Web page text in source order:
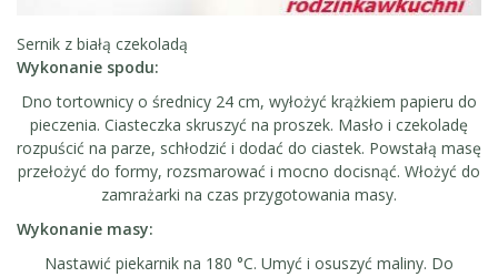
Sernik z białą czekoladą
Wykonanie spodu:
Dno tortownicy o średnicy 24 cm, wyłożyć krążkiem papieru do
pieczenia. Ciasteczka skruszyć na proszek. Masło i czekoladę
rozpuścić na parze, schłodzić i dodać do ciastek. Powstałą masę
przełożyć do formy, rozsmarować i mocno docisnąć. Włożyć do
zamrażarki na czas przygotowania masy.
Wykonanie masy:
Nastawić piekarnik na 180 °C. Umyć i osuszyć maliny. Do